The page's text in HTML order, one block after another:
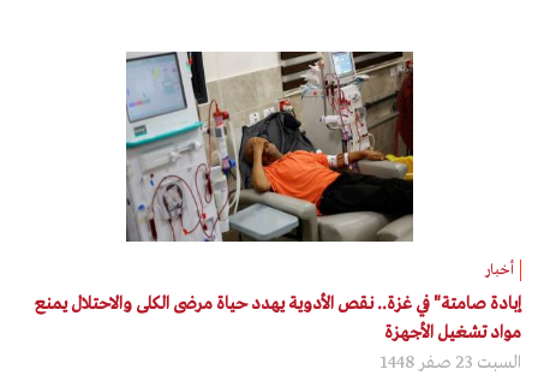
أخبار
إبادة صامتة" في غزة.. نقص الأدوية يهدد حياة مرضى الكلى والاحتلال يمنع
مواد تشغيل الأجهزة
السبت 23 صفر 1448